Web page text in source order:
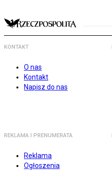
KONTAKT
O nas
Kontakt
Napisz do nas
REKLAMA I PRENUMERATA
Reklama
Ogłoszenia